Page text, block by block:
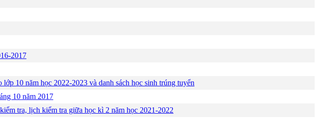
2017
10 năm học 2022-2023 và danh sách học sinh trúng tuyển
10 năm 2017
tra, lịch kiểm tra giữa học kì 2 năm học 2021-2022